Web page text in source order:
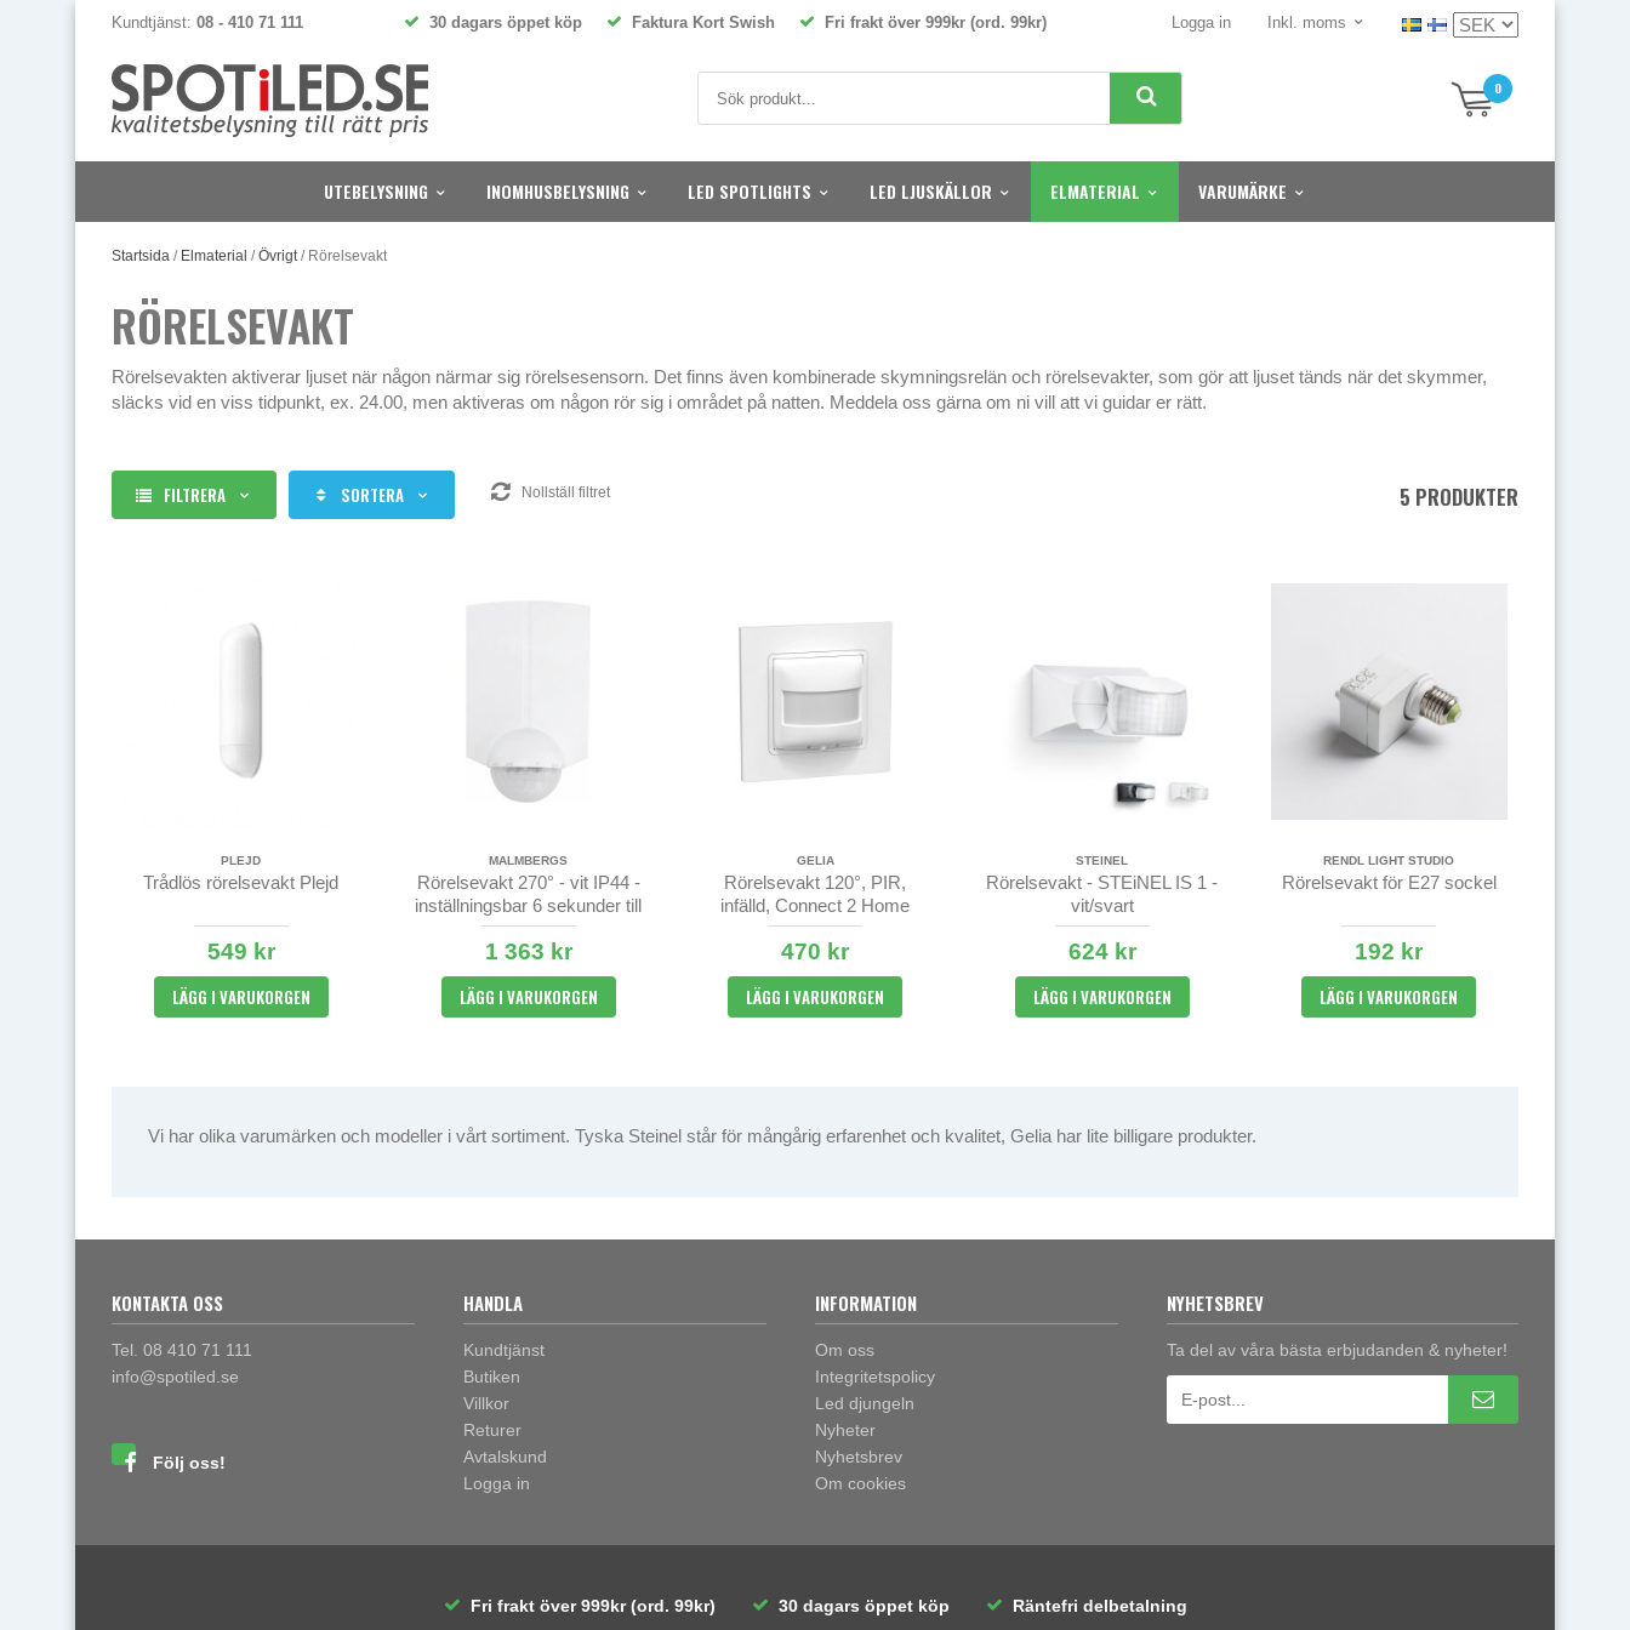
Kundtjänst: 08 - 410 71 111 Logga in Inkl. moms
30 dagars öppet köp Faktura Kort Swish Fri frakt över 999kr (ord. 99kr)
0
UTEBELYSNING INOMHUSBELYSNING LED SPOTLIGHTS LED LJUSKÄLLOR ELMATERIAL VARUMÄRKE
Startsida / Elmaterial /Övrigt/ Rörelsevakt
RÖRELSEVAKT
Rörelsevakten aktiverar ljuset när någon närmar sig rörelsesensorn. Det finns även kombinerade skymningsrelän och rörelsevakter, som gör att ljuset tänds när det skymmer,
släcks vid en viss tidpunkt, ex. 24.00, men aktiveras om någon rör sig i området på natten. Meddela oss gärna om ni vill att vi guidar er rätt.
FILTRERA SORTERA Nollställ filtret 5 PRODUKTER
PLEJD
Trådlös rörelsevakt Plejd
549 kr
LÄGG I VARUKORGEN
MALMBERGS
Rörelsevakt 270° - vit IP44 -
inställningsbar 6 sekunder till
10 minuter
1 363 kr
LÄGG I VARUKORGEN
GELIA
Rörelsevakt 120°, PIR,
infälld, Connect 2 Home
470 kr
LÄGG I VARUKORGEN
STEINEL
Rörelsevakt - STEiNEL IS 1 -
vit/svart
624 kr
LÄGG I VARUKORGEN
RENDL LIGHT STUDIO
Rörelsevakt för E27 sockel
192 kr
LÄGG I VARUKORGEN
Vi har olika varumärken och modeller i vårt sortiment. Tyska Steinel står för mångårig erfarenhet och kvalitet, Gelia har lite billigare produkter.
KONTAKTA OSS
Tel. 08 410 71 111
info@spotiled.se
Följ oss!
HANDLA
Kundtjänst
Butiken
Villkor
Returer
Avtalskund
Logga in
INFORMATION
Om oss
Integritetspolicy
Led djungeln
Nyheter
Nyhetsbrev
Om cookies
NYHETSBREV
Ta del av våra bästa erbjudanden & nyheter!
Fri frakt över 999kr (ord. 99kr) 30 dagars öppet köp Räntefri delbetalning